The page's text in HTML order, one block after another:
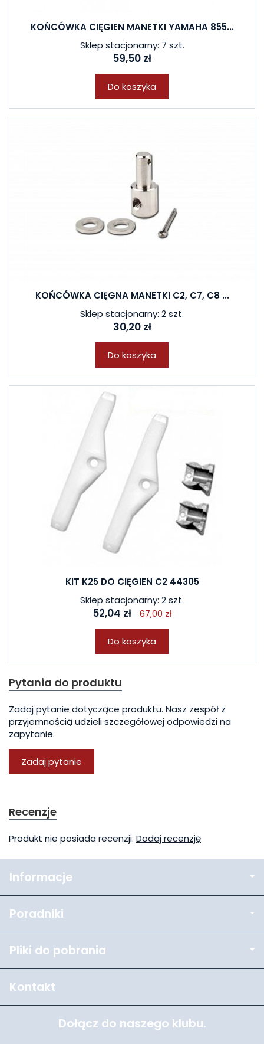
KOŃCÓWKA CIĘGIEN MANETKI YAMAHA 855...
Sklep stacjonarny: 7 szt.
59,50 zł
Do koszyka
KOŃCÓWKA CIĘGNA MANETKI C2, C7, C8 ...
Sklep stacjonarny: 2 szt.
30,20 zł
Do koszyka
KIT K25 DO CIĘGIEN C2 44305
Sklep stacjonarny: 2 szt.
52,04 zł 67,00 zł
Do koszyka
Pytania do produktu
Zadaj pytanie dotyczące produktu. Nasz zespół z
przyjemnością udzieli szczegółowej odpowiedzi na
zapytanie.
Zadaj pytanie
Recenzje
Produkt nie posiada recenzji. Dodaj recenzję
Informacje
Poradniki
Pliki do pobrania
Kontakt
Dołącz do naszego klubu.